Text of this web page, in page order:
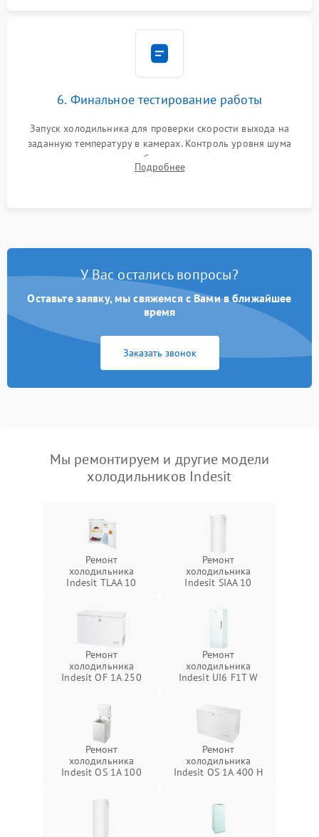
6. Финальное тестирование работы
Запуск холодильника для проверки скорости выхода на
заданную температуру в камерах. Контроль уровня шума
компрессора, отсутствия обмерзания стенок и корректного
срабатывания системы автоматической оттайки.
Подробнее
У Вас остались вопросы?
Оставьте заявку, мы свяжемся с Вами в ближайшее
время
Заказать звонок
Мы ремонтируем и другие модели
холодильников Indesit
Ремонт
холодильника
Indesit TLAA 10
Ремонт
холодильника
Indesit SIAA 10
Ремонт
холодильника
Indesit OF 1A 250
Ремонт
холодильника
Indesit UI6 F1T W
Ремонт
холодильника
Indesit OS 1A 100
Ремонт
холодильника
Indesit OS 1A 400 H